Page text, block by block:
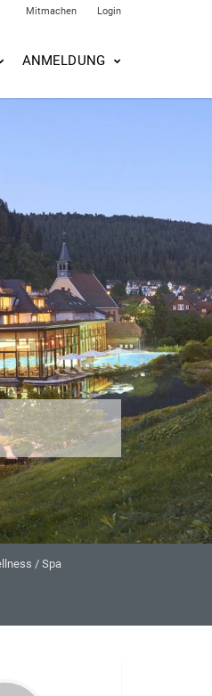
Mitmachen Login
ANMELDUNG
/ Spa